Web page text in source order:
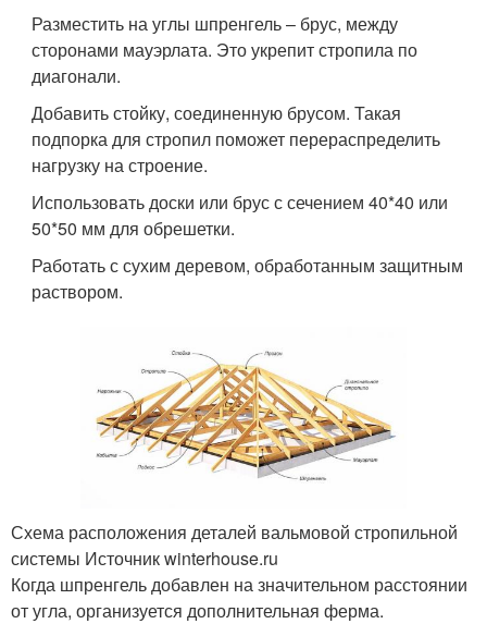
Разместить на углы шпренгель – брус, между
сторонами мауэрлата. Это укрепит стропила по
диагонали.
Добавить стойку, соединенную брусом. Такая
подпорка для стропил поможет перераспределить
нагрузку на строение.
Использовать доски или брус с сечением 40*40 или
50*50 мм для обрешетки.
Работать с сухим деревом, обработанным защитным
раствором.
Схема расположения деталей вальмовой стропильной
системы Источник winterhouse.ru
Когда шпренгель добавлен на значительном расстоянии
от угла, организуется дополнительная ферма.